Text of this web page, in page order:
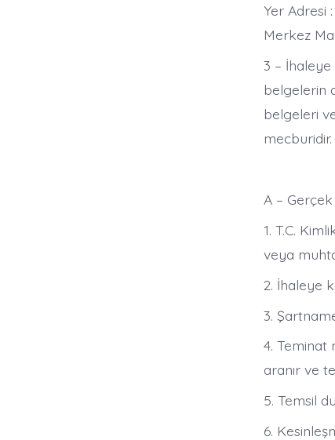
Yer Adresi
Merkez
3 – İhaleye
belgelerin
belgeleri
A –
1. T.C.
veya
2. İhaleye
3.
4. Teminat
aranır ve
5. Temsil
6.